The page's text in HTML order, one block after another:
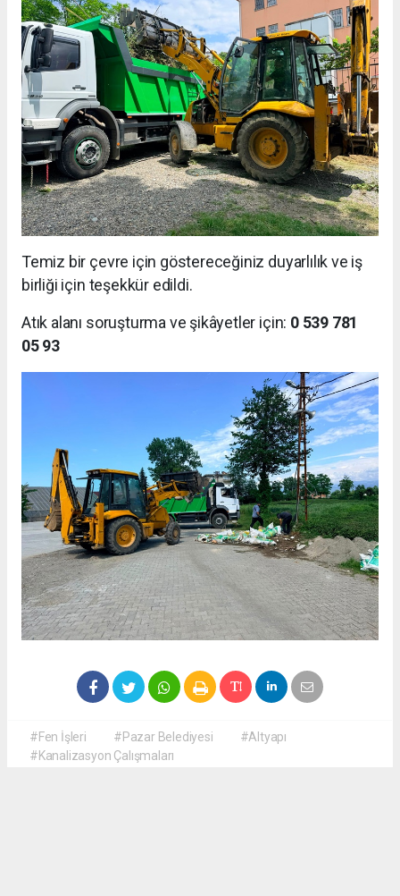
Temiz bir çevre için göstereceğiniz duyarlılık ve iş
birliği için teşekkür edildi.
Atık alanı soruşturma ve şikâyetler için: 0 539 781
05 93
#Fen İşleri #Pazar Belediyesi
#Altyapı
#Kanalizasyon Çalışmaları